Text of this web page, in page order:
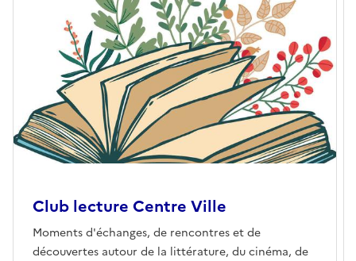
Club lecture Centre Ville
Moments d'échanges, de rencontres et de
découvertes autour de la littérature, du cinéma, de